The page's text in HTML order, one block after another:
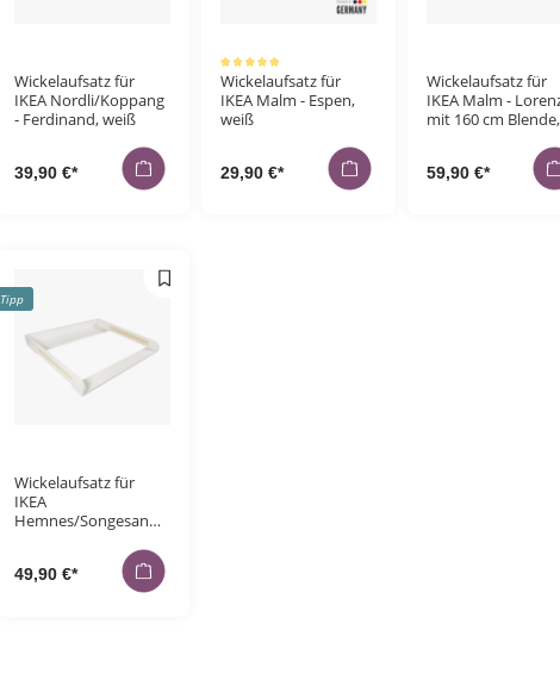
Wickelaufsatz für
IKEA Nordli/Koppang
- Ferdinand, weiß
39,90 €*
Durchschnittliche Bewertung von 5 von 5 Sternen
Wickelaufsatz für
IKEA Malm - Espen,
weiß
29,90 €*
Wickelaufsatz für
IKEA Malm -
mit 160 cm Blende,
59,90 €*
Tipp
Wickelaufsatz für
IKEA
Hemnes/Songesand -
49,90 €*